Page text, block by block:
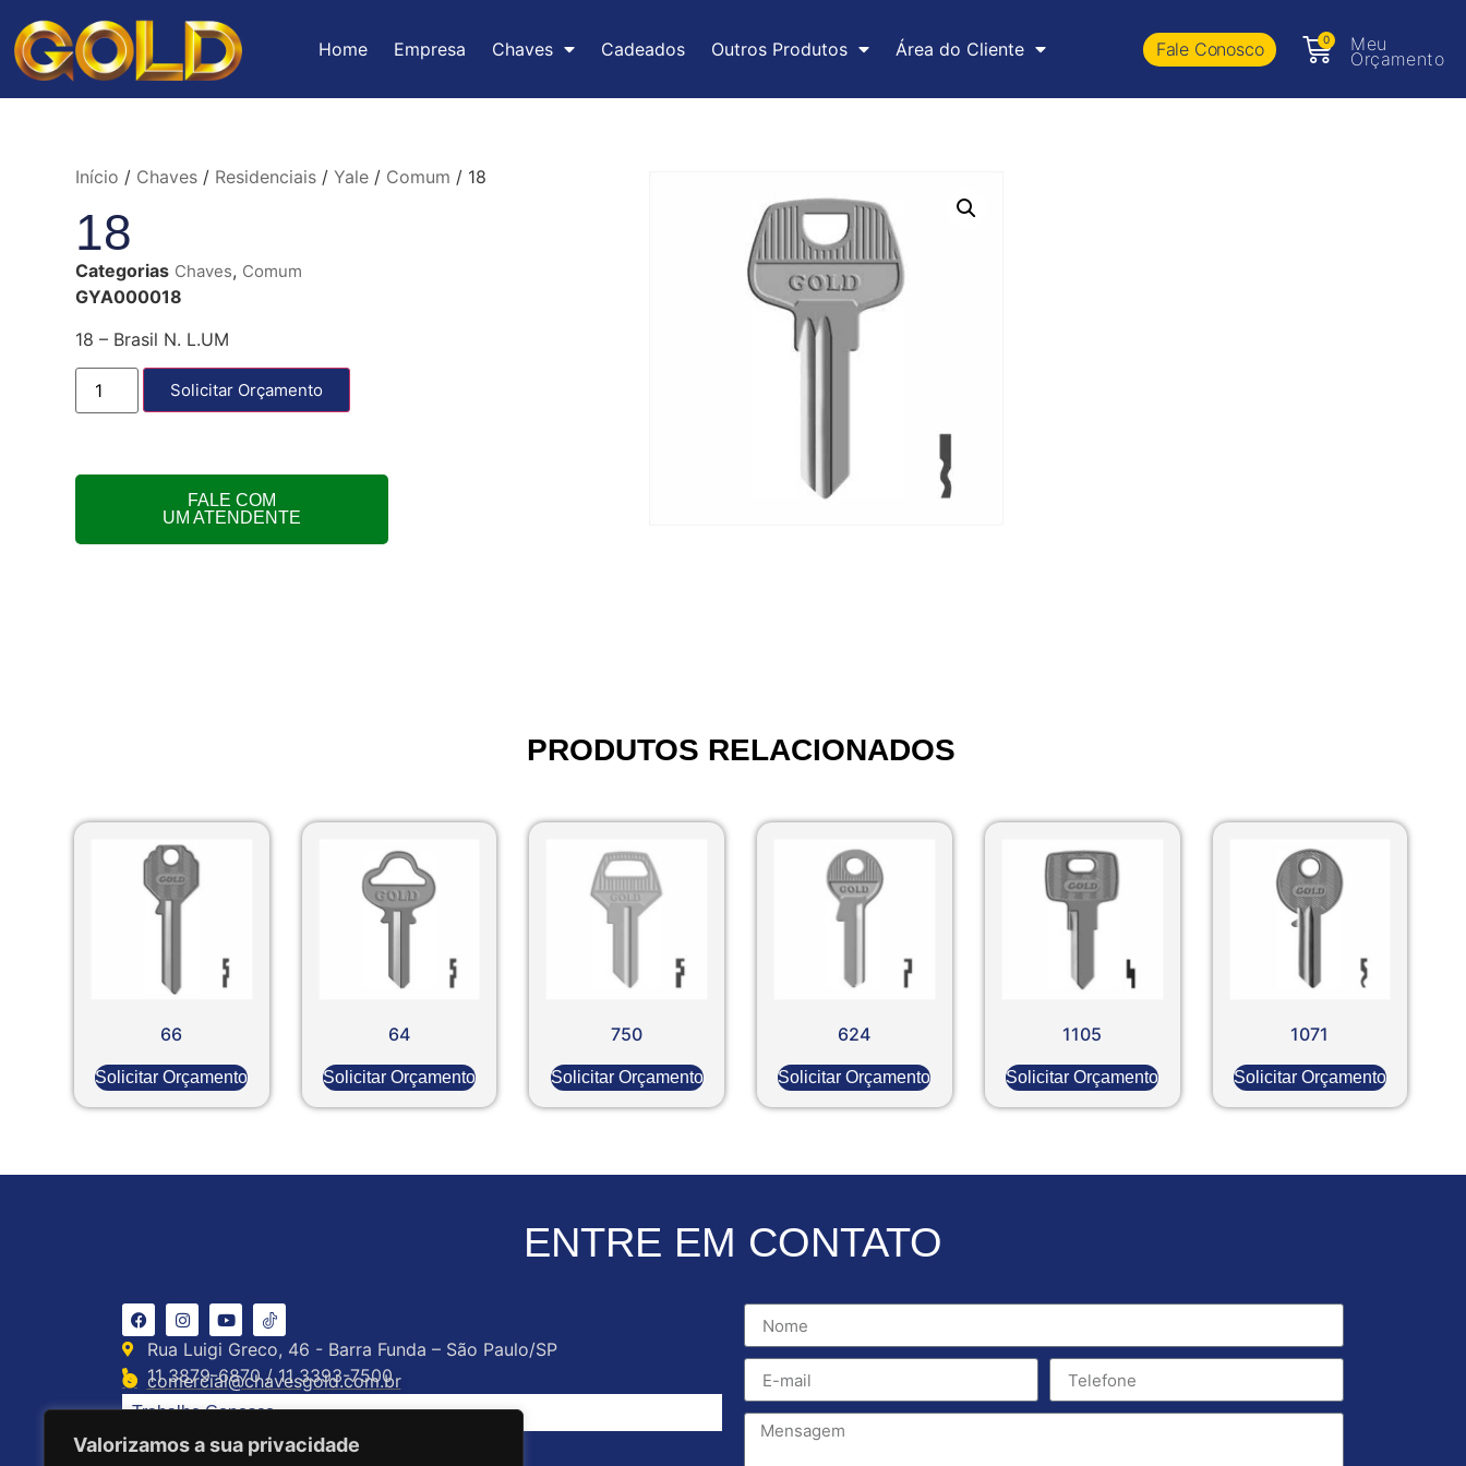
Valorizamos a sua privacidade
Home Empresa Chaves Cadeados Outros Produtos Área do Cliente Fale Conosco 0 Meu
Orçamento
Início / Chaves/ Residenciais/ Yale/ Comum / 18
18
Categorias Chaves, Comum
GYA000018
18 – Brasil N. L.UM
Solicitar Orçamento
FALE COM
UM ATENDENTE
PRODUTOS RELACIONADOS
66
Solicitar Orçamento
64
Solicitar Orçamento
750
Solicitar Orçamento
624
Solicitar Orçamento
1105
Solicitar Orçamento
1071
Solicitar Orçamento
ENTRE EM CONTATO
Rua Luigi Greco, 46 - Barra Funda – São Paulo/SP
11 3879-6870 / 11 3393-7500
comercial@chavesgold.com.br
Trabalhe Conosco